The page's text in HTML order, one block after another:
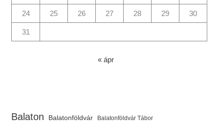
24 25 26 27 28 29 30
31
« ápr
Balaton Balatonföldvár Balatonföldvár Tábor